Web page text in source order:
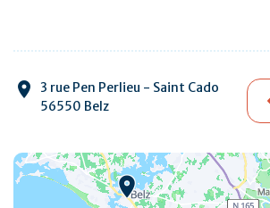
3 rue Pen Perlieu - Saint Cado
56550 Belz